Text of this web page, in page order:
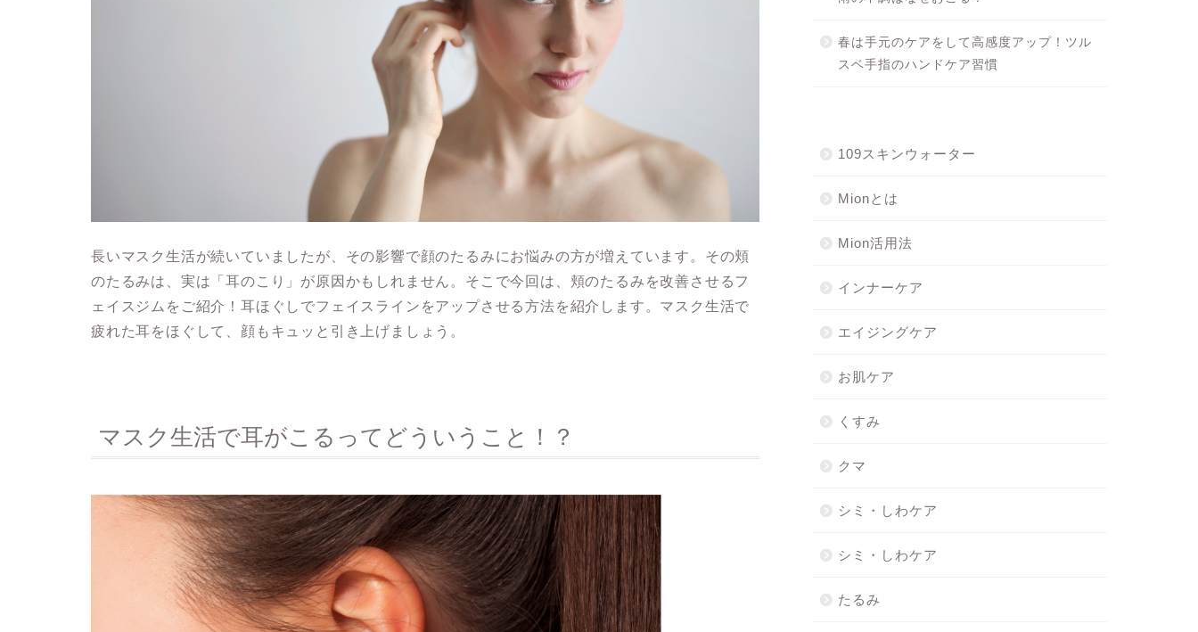
長いマスク生活が続いていましたが、その影響で顔のたるみにお悩みの方が増えています。その頬
のたるみは、実は「耳のこり」が原因かもしれません。そこで今回は、 頬のたるみを改善させるフ
ェイスジムをご紹介！耳ほぐしでフェイスラインをアップさせる方法を紹介します。 マスク生活で
疲れた耳をほぐして、顔もキュッと引き上げましょう。
マスク生活で耳がこるってどういうこと！？
春は手元のケアをして高感度アップ！ツル
スベ手指のハンドケア習慣
109スキンウォーター
Mionとは
Mion活用法
インナーケア
エイジングケア
お肌ケア
くすみ
クマ
シミ・しわケア
シミ・しわケア
たるみ